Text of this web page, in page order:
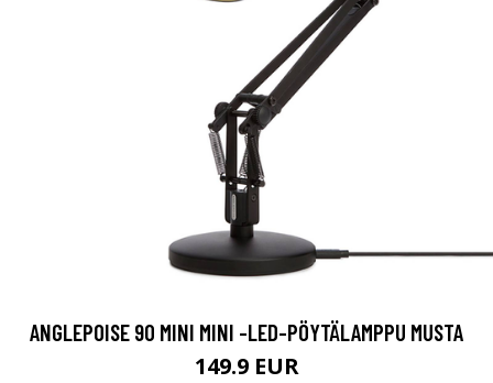
ANGLEPOISE 90 MINI MINI -LED-PÖYTÄLAMPPU MUSTA
149.9 EUR